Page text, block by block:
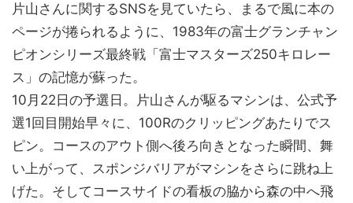
片山さんに関するSNSを見ていたら、まるで風に本の
ページが捲られるように、1983年の富士グランチャン
ピオンシリーズ最終戦「富士マスターズ250キロレー
ス」の記憶が蘇った。
10月22日の予選日。片山さんが駆るマシンは、公式予
選1回目開始早々に、100Rのクリッピングあたりでス
ピン。コースのアウト側へ後ろ向きとなった瞬間、舞
い上がって、スポンジバリアがマシンをさらに跳ね上
げた。そしてコースサイドの看板の脇から森の中へ飛